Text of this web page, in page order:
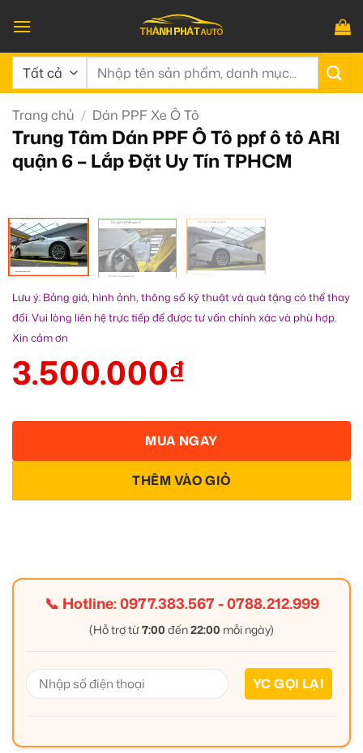
qua
nội
dung
Tìm
Trang chủ / Dán PPF Xe Ô Tô
Trung Tâm Dán PPF Ô Tô ppf ô tô ARI
quận 6 – Lắp Đặt Uy Tín TPHCM
Lưu ý: Bảng giá, hình ảnh, thông số kỹ thuật và quà tặng có thể thay
đổi. Vui lòng liên hệ trực tiếp để được tư vấn chính xác và phù hợp.
Xin cảm ơn
3.500.000₫
THÊM VÀO GIỎ
MUA NGAY
📞 Hotline:0977.383.567-0788.212.999
(Hỗ trợ từ7:00 đến22:00 mỗi ngày)